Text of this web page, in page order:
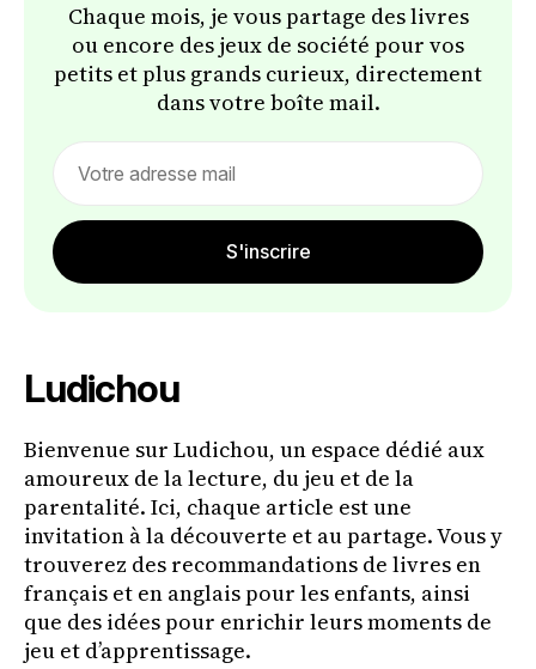
Chaque mois, je vous partage des livres
ou encore des jeux de société pour vos
petits et plus grands curieux, directement
dans votre boîte mail.
S'inscrire
Ludichou
Bienvenue sur Ludichou, un espace dédié aux
amoureux de la lecture, du jeu et de la
parentalité. Ici, chaque article est une
invitation à la découverte et au partage. Vous y
trouverez des recommandations de livres en
français et en anglais pour les enfants, ainsi
que des idées pour enrichir leurs moments de
jeu et d’apprentissage.